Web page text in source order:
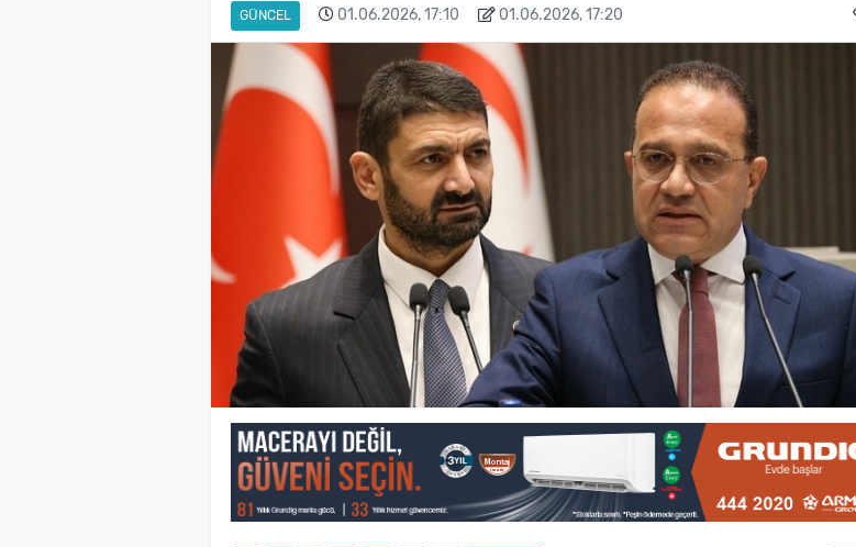
GÜNCEL 01.06.2026, 17:10 01.06.2026, 17:20